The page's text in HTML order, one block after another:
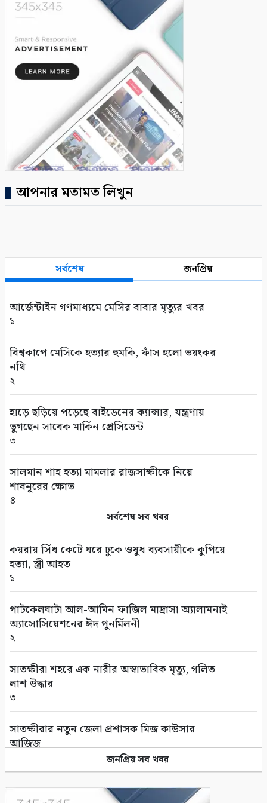
আপনার মতামত লিখুন
সর্বশেষ জনপ্রিয়
আর্জেন্টাইন গণমাধ্যমে মেসির বাবার মৃত্যুর খবর
১
বিশ্বকাপে মেসিকে হত্যার হুমকি, ফাঁস হলো ভয়ংকর
নথি
২
হাড়ে ছড়িয়ে পড়েছে বাইডেনের ক্যান্সার, যন্ত্রণায়
ভুগছেন সাবেক মার্কিন প্রেসিডেন্ট
৩
সালমান শাহ হত্যা মামলার রাজসাক্ষীকে নিয়ে
শাবনূরের ক্ষোভ
৪
বাংলাদেশ থেকে আনারস নেবে পাকিস্তান
৫
ইউএনওদের আরও মানবিক ও দায়িত্বশীল হওয়ার
আহ্বান প্রধানমন্ত্রীর
৬
নতুন দায়িত্বে ৬ মন্ত্রী-প্রতিমন্ত্রী
৭
সম্পাদকীয়/প্রসঙ্গ: আশ্রয়ণ প্রকল্পে চরম অনিয়ম
৮
মুক্তিযুদ্ধের সাব-সেক্টর কমান্ডার শাহজাহান মাস্টারের
মৃত্যুবার্ষিকী পালিত
কলারোয়ায় নতুন সড়কের কাজের উদ্বোধন করলেন
সর্বশেষ সব খবর
কয়রায় সিঁধ কেটে ঘরে ঢুকে ওষুধ ব্যবসায়ীকে কুপিয়ে
হত্যা, স্ত্রী আহত
১
পাটকেলঘাটা আল-আমিন ফাজিল মাদ্রাসা অ্যালামনাই
অ্যাসোসিয়েশনের ঈদ পুনর্মিলনী
২
সাতক্ষীরা শহরে এক নারীর অস্বাভাবিক মৃত্যু, গলিত
লাশ উদ্ধার
৩
সাতক্ষীরার নতুন জেলা প্রশাসক মিজ কাউসার
আজিজ
প্রাক্তন প্রেমিকার সাথে ফোনালাপের পর তরুনের
জনপ্রিয় সব খবর